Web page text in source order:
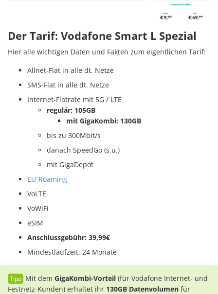
Der Tarif: Vodafone Smart L Spezial
Hier alle wichtigen Daten und Fakten zum eigentlichen Tarif:
Allnet-Flat in alle dt. Netze
SMS-Flat in alle dt. Netze
Internet-Flatrate mit 5G / LTE
regulär: 105GB
mit GigaKombi: 130GB
bis zu 300Mbit/s
danach SpeedGo (s.u.)
mit GigaDepot
EU-Roaming
VoLTE
VoWiFi
eSIM
Anschlussgebühr: 39,99€
Mindestlaufzeit: 24 Monate
Mit dem GigaKombi-Vorteil (für Vodafone Internet- und
Festnetz-Kunden) erhaltet ihr 130GB Datenvolumen für